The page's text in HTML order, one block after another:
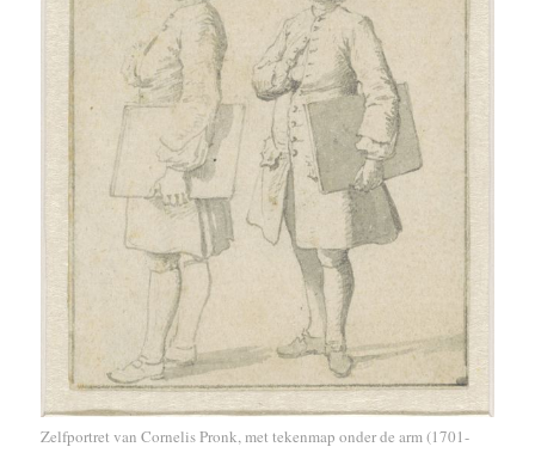
Zelfportret van Cornelis Pronk, met tekenmap onder de arm (1701-